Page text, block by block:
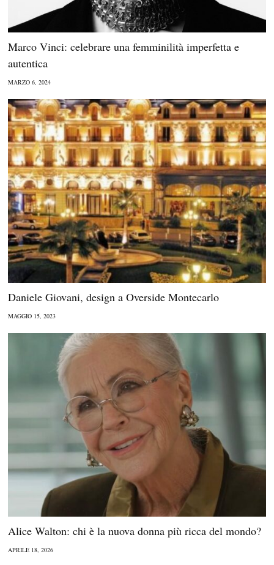
Marco Vinci: celebrare una femminilità imperfetta e
autentica
MARZO 6, 2024
Daniele Giovani, design a Overside Montecarlo
MAGGIO 15, 2023
Alice Walton: chi è la nuova donna più ricca del mondo?
APRILE 18, 2026